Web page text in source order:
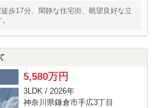
歩17分、閑静な住宅街、眺望良好な立
5,580万円
3LDK / 2026年
神奈川県鎌倉市手広3丁目